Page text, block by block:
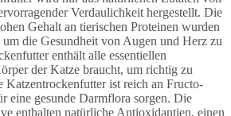
Verdaulichkeit hergestellt. Die
Gehalt an tierischen Proteinen wurden
die Gesundheit von Augen und Herz zu
enthält alle essentiellen
der Katze braucht, um richtig zu
ist reich an Fructo-
eine gesunde Darmflora sorgen. Die
enthalten natürliche Antioxidantien, einen